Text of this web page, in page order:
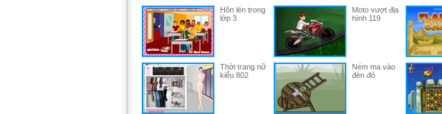
Hôn lén trong
lớp 3
Moto vượt địa
hình 119
Thời trang nữ
kiểu 802
Ném ma vào
đèn đỏ